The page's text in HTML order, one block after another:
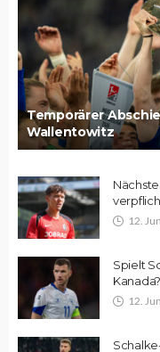
Temporärer
Wallentowitz
12.
Spielt
12.